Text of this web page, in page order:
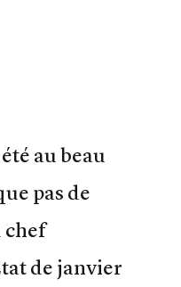
au beau
pas de
chef
de janvier